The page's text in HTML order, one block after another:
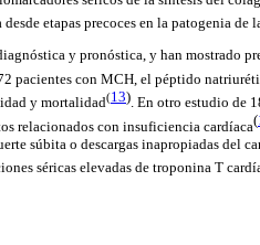
etapas precoces en la patogenia de
y pronóstica, y han mostrado
pacientes con MCH, el péptido
y mortalidad(13). En otro estudio de
relacionados con insuficiencia cardíaca(
súbita o descargas inapropiadas del
séricas elevadas de troponina T